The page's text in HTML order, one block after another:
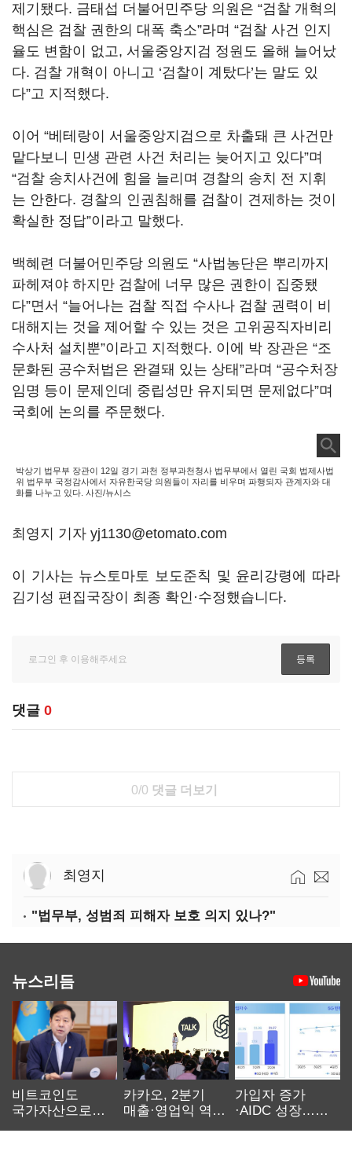
제기됐다. 금태섭 더불어민주당 의원은 “검찰 개혁의
핵심은 검찰 권한의 대폭 축소”라며 “검찰 사건 인지
율도 변함이 없고, 서울중앙지검 정원도 올해 늘어났
다. 검찰 개혁이 아니고 ‘검찰이 계탔다’는 말도 있
다”고 지적했다.
이어 “베테랑이 서울중앙지검으로 차출돼 큰 사건만
맡다보니 민생 관련 사건 처리는 늦어지고 있다”며
“검찰 송치사건에 힘을 늘리며 경찰의 송치 전 지휘
는 안한다. 경찰의 인권침해를 검찰이 견제하는 것이
확실한 정답”이라고 말했다.
백혜련 더불어민주당 의원도 “사법농단은 뿌리까지
파헤져야 하지만 검찰에 너무 많은 권한이 집중됐
다”면서 “늘어나는 검찰 직접 수사나 검찰 권력이 비
대해지는 것을 제어할 수 있는 것은 고위공직자비리
수사처 설치뿐”이라고 지적했다. 이에 박 장관은 “조
문화된 공수처법은 완결돼 있는 상태”라며 “공수처장
임명 등이 문제인데 중립성만 유지되면 문제없다”며
국회에 논의를 주문했다.
박상기 법무부 장관이 12일 경기 과천 정부과천청사 법무부에서 열린 국회 법제사법
위 법무부 국정감사에서 자유한국당 의원들이 자리를 비우며 파행되자 관계자와 대
화를 나누고 있다. 사진/뉴시스
최영지 기자 yj1130@etomato.com
이 기사는 뉴스토마토 보도준칙 및 윤리강령에 따라
김기성 편집국장이 최종 확인·수정했습니다.
댓글 0
0/0 댓글 더보기
최영지
"법무부, 성범죄 피해자 보호 의지 있나?"
뉴스리듬
비트코인도
국가자산으로…'
카카오, 2분기
매출·영업익 역대
가입자 증가
·AIDC 성장…